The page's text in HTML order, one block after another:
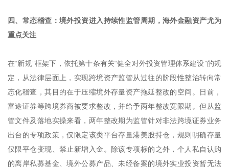
四、 常态稽查：境外投资进入持续性监管周期，海外金融资产尤为
重点关注
在“新规”框架下，依托第十条有关“健全对外投资管理体系建设”的规
定，从法律层面上，实现跨境资产监管从过往的阶段性整治转向常
态化稽查，其目的在于压缩境外存量资产拖延整改的空间。日前，
富途证券等跨境券商被要求整改，并给予两年整改宽限期。但从监
管文件及落地实操来看，两年整改期为监管针对非法跨境证券业务
出台的专项政策，仅限定该类平台存量港美股持仓，规则明确存量
仅限平仓变现、禁止新增入金。除该专项标的之外，个人私自认购
的离岸私募基金、境外公募产品、未经备案的境外实业投资暂无法